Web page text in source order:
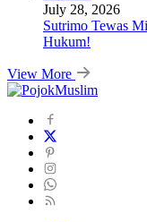
July 28, 2026
Sutrimo Tewas
Hukum!
View More